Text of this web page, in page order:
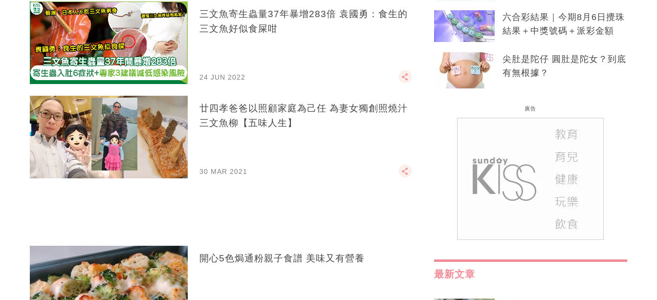
三文魚寄生蟲量37年暴增283倍 袁國勇：食生的
三文魚好似食屎咁
24 JUN 2022
廿四孝爸爸以照顧家庭為己任 為妻女獨創照燒汁
三文魚柳【五味人生】
30 MAR 2021
開心5色焗通粉親子食譜 美味又有營養
六合彩結果｜今期8月6日攪珠
結果＋中獎號碼＋派彩金額
尖肚是陀仔 圓肚是陀女？到底
有無根據？
廣告
最新文章